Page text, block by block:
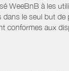
WeeBnB à les
le seul but
conformes aux